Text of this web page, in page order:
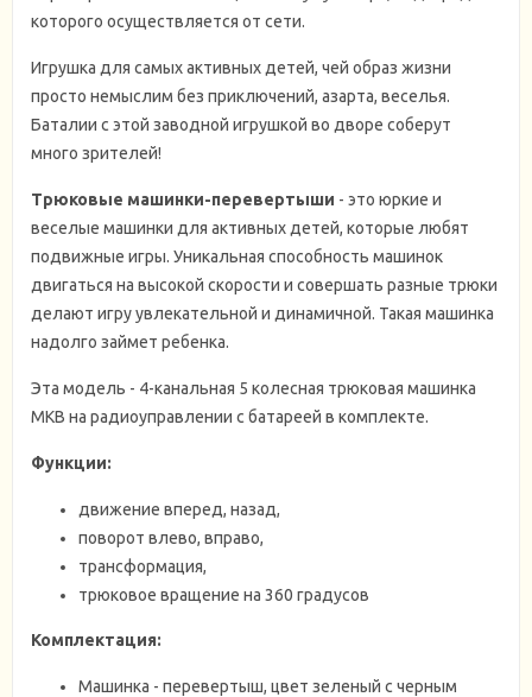
которого осуществляется от сети.
Игрушка для самых активных детей, чей образ жизни
просто немыслим без приключений, азарта, веселья.
Баталии с этой заводной игрушкой во дворе соберут
много зрителей!
Трюковые машинки-перевертыши - это юркие и
веселые машинки для активных детей, которые любят
подвижные игры. Уникальная способность машинок
двигаться на высокой скорости и совершать разные трюки
делают игру увлекательной и динамичной. Такая машинка
надолго займет ребенка.
Эта модель - 4-канальная 5 колесная трюковая машинка
MKB на радиоуправлении с батареей в комплекте.
Функции:
движение вперед, назад,
поворот влево, вправо,
трансформация,
трюковое вращение на 360 градусов
Комплектация:
Машинка - перевертыш, цвет зеленый с черным